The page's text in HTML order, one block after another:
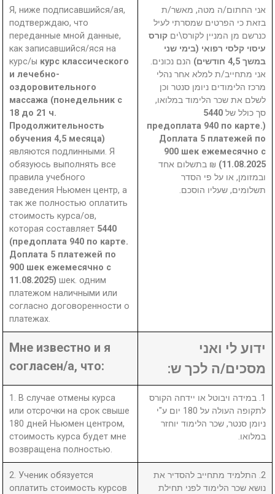
Я, ниже подписавшийся/ая,
подтверждаю, что
переданные мной данные,
как записавшийся/яся на
курс/ы курс классического
и лечебно-
оздоровительного
массажа (понедельник с
18 до 21 ч.
Продолжительность
обучения 4,5 месяца)
являются подлинными. Я
обязуюсь выполнять все
правила учебного
заведения Ньюмен центр, а
так же полностью оплатить
стоимость курса/ов,
которая составляет 5440
(предоплата 940 по карте.
Доплата 5 платежей по
900 шек ежемесячно с
11.08.2025)шек. одним
платежом наличными или
согласно договоренности о
платежах.
אני החתום/ה מטה, מאשר/ת
בזאת כי הפרטים שמסרתי לעיל
כנרשם מן המניין לקורס\ים קורס
עיסוי קלסי רפואי (בימי שני
במשך 4,5 חודשים)
הנם נכונים.
אני מתחייב/ת למלא אחר נהלי
מרכז הלימודים ניומן סנטר וכן
לשלם את שכר הלימוד במלואו,
סך כולל של 5440
(предоплата 940 по карте.
Доплата 5 платежей по
900 шек ежемесячно с
11.08.2025)
₪ בתשלום אחד
ובמזומן, או על פי הסדר
תשלומים, שעליו הוסכם.
Мне известно и я
согласен/а, что:
ידוע לי ואני
מסכים/ה לכך ש:
1. В случае отмены курса
или отсрочки на срок свыше
180 дней Ньюмен центром,
стоимость курса будет мне
возвращена полностью.
1. במידה ויבוטל או יידחה הקורס
לתקופה העולה על 180 יום ע"י
ניומן סנטר, שכר הלימוד יוחזר
במלואו.
2. Ученик обязуется
оплатить стоимость курсов
2. התלמיד מתחייב להסדיר את
נושא שכר הלימוד לפני תחילת